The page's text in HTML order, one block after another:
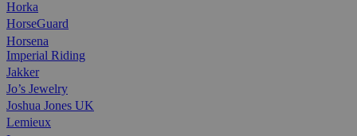
Horka
HorseGuard
Horsena
Imperial Riding
Jakker
Jo’s Jewelry
Joshua Jones UK
Lemieux